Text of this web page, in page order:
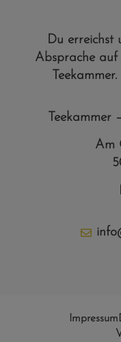
Du erreichst
Absprache auf
Teekammer
Am
Impressum